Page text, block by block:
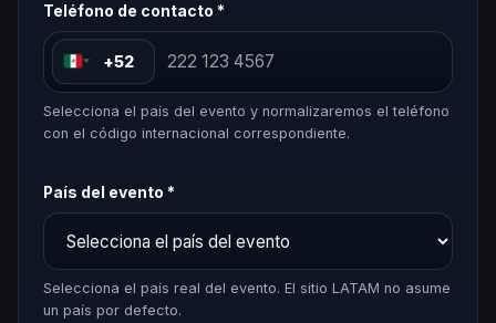
Teléfono de contacto *
+52
Selecciona el país del evento y normalizaremos el teléfono
con el código internacional correspondiente.
País del evento *
Selecciona el país real del evento. El sitio LATAM no asume
un país por defecto.